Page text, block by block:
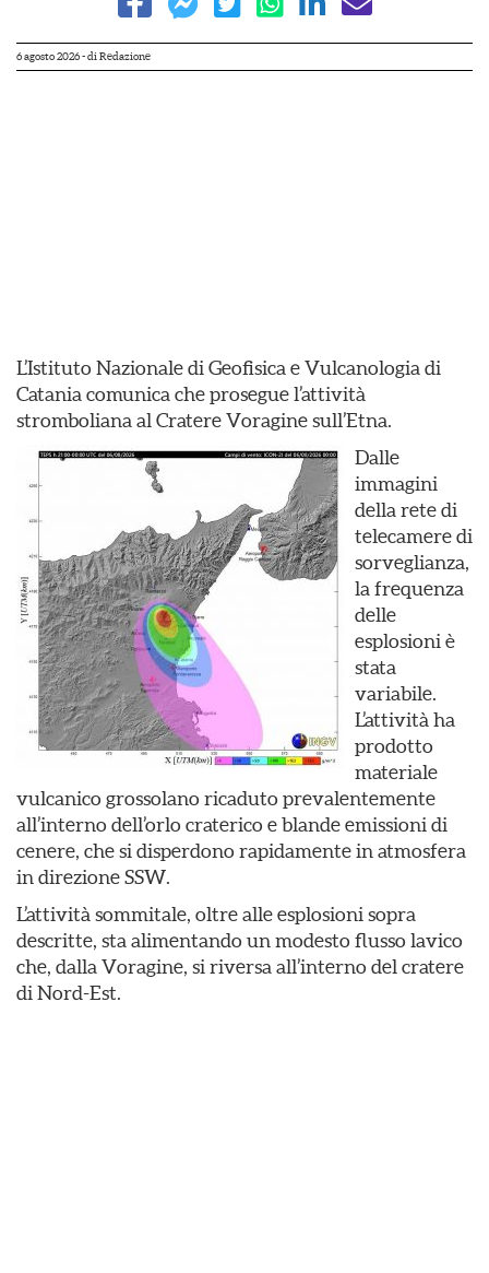
6 agosto 2026- di Redazione
L’Istituto Nazionale di Geofisica e Vulcanologia di
Catania comunica che prosegue l’attività
stromboliana al Cratere Voragine sull’Etna.
Dalle
immagini
della rete di
telecamere di
sorveglianza,
la frequenza
delle
esplosioni è
stata
variabile.
L’attività ha
prodotto
materiale
vulcanico grossolano ricaduto prevalentemente
all’interno dell’orlo craterico e blande emissioni di
cenere, che si disperdono rapidamente in atmosfera
in direzione SSW.
L’attività sommitale, oltre alle esplosioni sopra
descritte, sta alimentando un modesto flusso lavico
che, dalla Voragine, si riversa all’interno del cratere
di Nord-Est.